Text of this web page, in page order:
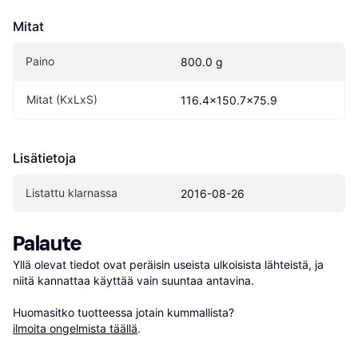
Mitat
Paino 800.0 g
Mitat (KxLxS) 116.4x150.7x75.9
Lisätietoja
Listattu klarnassa 2016-08-26
Palaute
Yllä olevat tiedot ovat peräisin useista ulkoisista lähteistä, ja
niitä kannattaa käyttää vain suuntaa antavina.
Huomasitko tuotteessa jotain kummallista?
ilmoita ongelmista täällä.